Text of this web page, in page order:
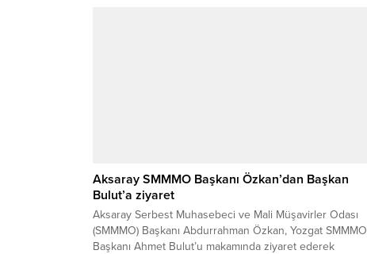
Aksaray SMMMO Başkanı Özkan’dan Başkan
Bulut’a ziyaret
Aksaray Serbest Muhasebeci ve Mali Müşavirler Odası
(SMMMO) Başkanı Abdurrahman Özkan, Yozgat SMMMO
Başkanı Ahmet Bulut’u makamında ziyaret ederek